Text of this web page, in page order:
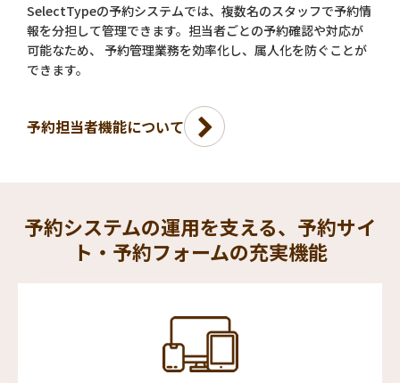
SelectTypeの予約システムでは、複数名のスタッフで予約情
報を分担して管理できます。担当者ごとの予約確認や対応が
可能なため、 予約管理業務を効率化し、属人化を防ぐことが
できます。
予約担当者機能について
予約システムの運用を支える、予約サイ
ト・予約フォームの充実機能